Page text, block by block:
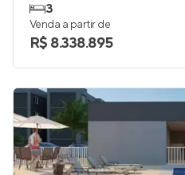
3
Venda a partir de
R$ 8.338.895